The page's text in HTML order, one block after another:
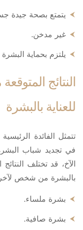
يتمتع بصحة جيدة
غير مدخن.
يلتزم بحماية
النتائج
للعناية بالبشرة
تتمثل الفائدة
في تجديد شباب
الآخ، قد تختلف
بالبشرة من شخص
بشرة ملساء.
بشرة صافية.